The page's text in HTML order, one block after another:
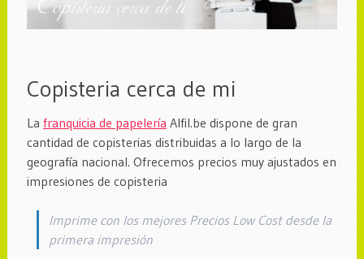
Copisteria cerca de mi
La franquicia de papelería Alfil.be dispone de gran
cantidad de copisterias distribuidas a lo largo de la
geografía nacional. Ofrecemos precios muy ajustados en
impresiones de copisteria
Imprime con los mejores Precios Low Cost desde la
primera impresión